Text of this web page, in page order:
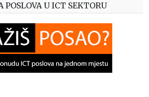
POSLOVA U ICT SEKTORU